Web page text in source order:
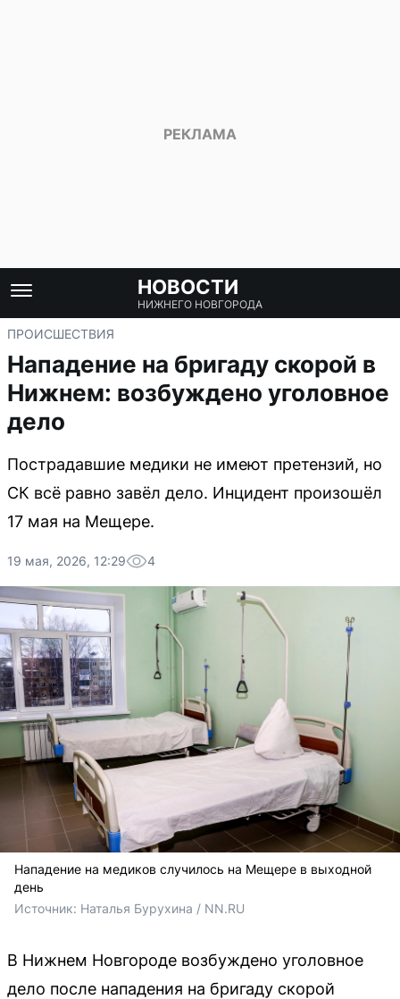
НОВОСТИ
НИЖНЕГО НОВГОРОДА
ПРОИСШЕСТВИЯ
Нападение на бригаду скорой в
Нижнем: возбуждено уголовное
дело
Пострадавшие медики не имеют претензий, но
СК всё равно завёл дело. Инцидент произошёл
17 мая на Мещере.
19 мая, 2026, 12:29 4
Нападение на медиков случилось на Мещере в выходной
день
Источник: Наталья Бурухина / NN.RU
В Нижнем Новгороде возбуждено уголовное
дело после нападения на бригаду скорой